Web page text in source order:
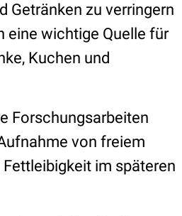
Getränken zu verringern
eine wichtige Quelle für
Kuchen und
Forschungsarbeiten
von freiem
im späteren